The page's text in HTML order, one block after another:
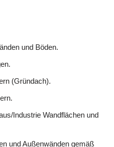
und Böden.
(Gründach).
Industrie Wandflächen und
und Außenwänden gemäß